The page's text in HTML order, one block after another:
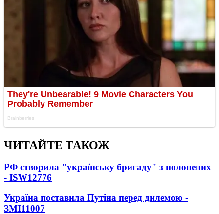
ЧИТАЙТЕ ТАКОЖ
РФ створила "українську бригаду" з полонених
- ISW12776
Україна поставила Путіна перед дилемою -
ЗМІ11007